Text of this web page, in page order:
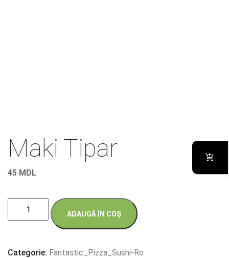
Maki Tipar
45 MDL
Cantitate
Maki
ADAUGĂ ÎN COȘ
Categorie: Fantastic_Pizza_Sushi-Ro